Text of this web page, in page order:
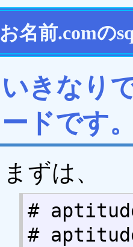
お名前.comの
いきなり
ードです
まずは、
#
#